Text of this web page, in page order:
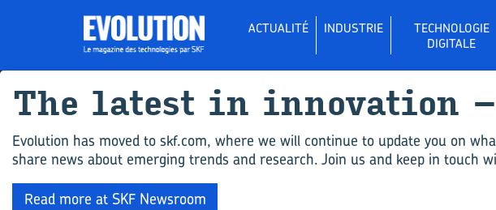
ACTUALITÉ INDUSTRIE
TECHNOLOGIE
DIGITALE
The la­test in in­no­va­tion –
Evolution has moved to skf.com, where we will continue to update you on
share news about emerging trends and research. Join us and keep in touch
Read more at SKF Newsroom